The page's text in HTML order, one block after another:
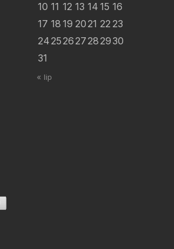
10 11 12 13 14 15 16
17 18 19 2021 22 23
24252627282930
31
« lip